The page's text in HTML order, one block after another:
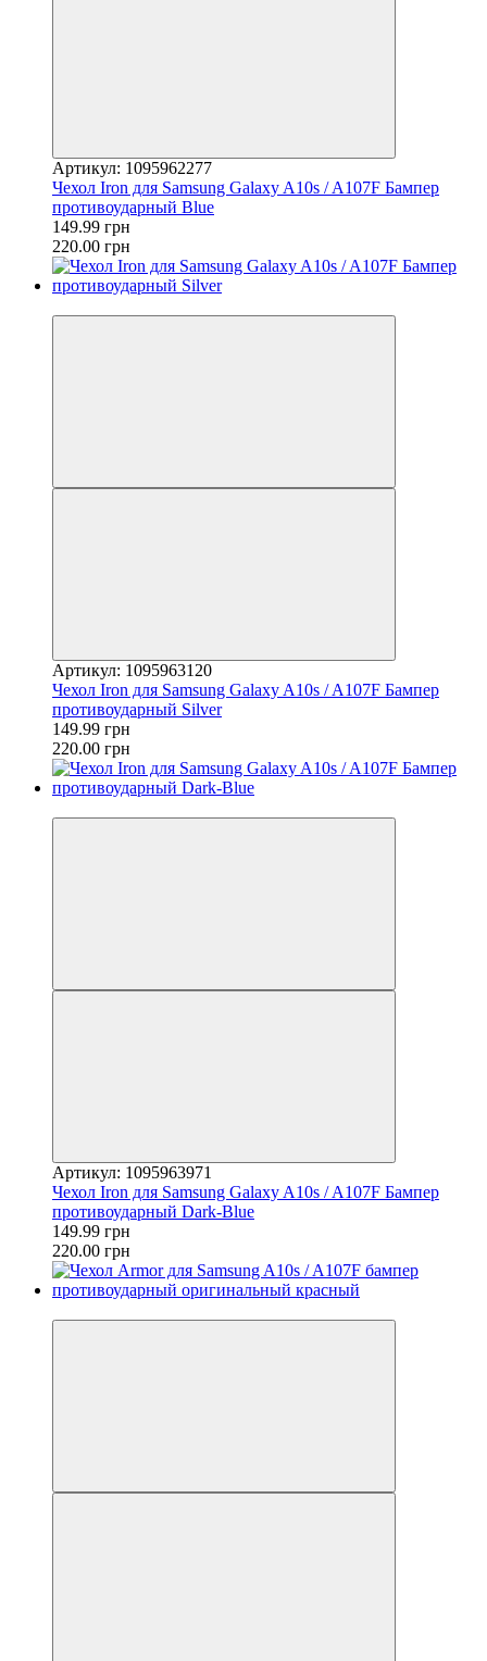
Артикул: 1095962277
Чехол Iron для Samsung Galaxy A10s / A107F Бампер
противоударный Blue
149.99 грн
220.00 грн
Артикул: 1095963120
Чехол Iron для Samsung Galaxy A10s / A107F Бампер
противоударный Silver
149.99 грн
220.00 грн
Артикул: 1095963971
Чехол Iron для Samsung Galaxy A10s / A107F Бампер
противоударный Dark-Blue
149.99 грн
220.00 грн